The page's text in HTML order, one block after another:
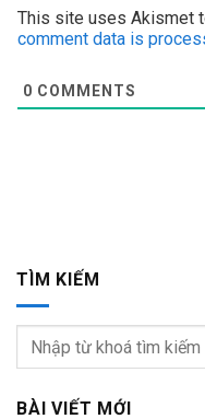
This site uses Akismet
comment data is
0 COMMENTS
TÌM KIẾM
BÀI VIẾT MỚI